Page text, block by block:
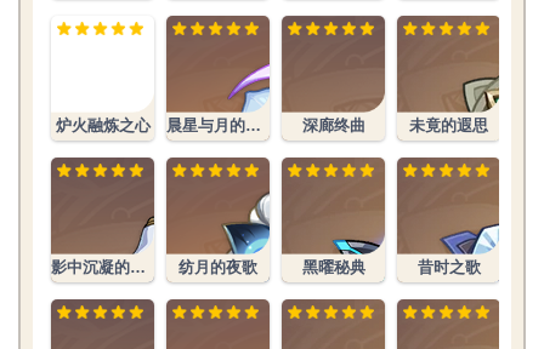
文件:炉火融
炉火融炼之心
影中沉凝的幻灭
晨星与月的晓歌
纺月的夜歌
深廊终曲
黑曜秘典
未竟的遐思
昔时之歌